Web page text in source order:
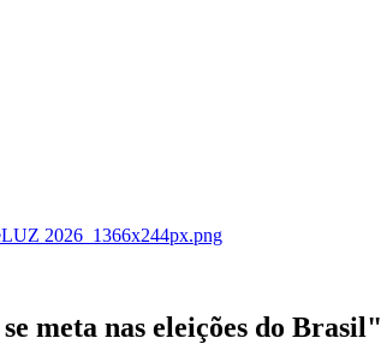
meta nas eleições do Brasil"